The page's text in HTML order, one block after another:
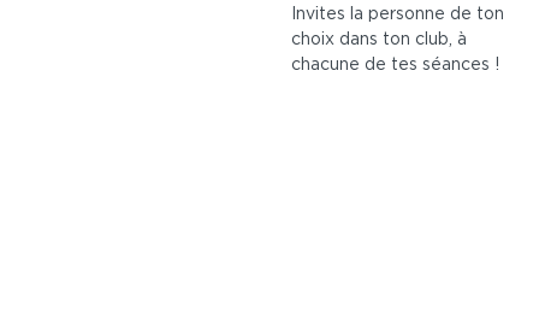
Invites la personne de ton
choix dans ton club, à
chacune de tes séances !